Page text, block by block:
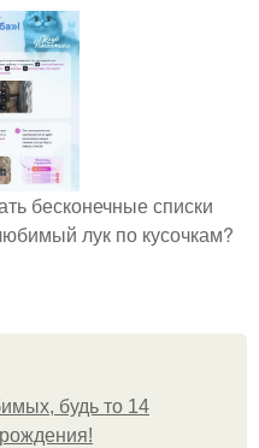
бесконечные списки
лук по кусочкам?
будь то 14